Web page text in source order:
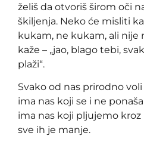
želiš da otvoriš širom oči
škiljenja. Neko će misliti
kukam, ne kukam, ali nije
kaže – „jao, blago tebi,
plaži“.
Svako od nas prirodno
ima nas koji se i ne
ima nas koji pljujemo kroz
sve ih je manje.